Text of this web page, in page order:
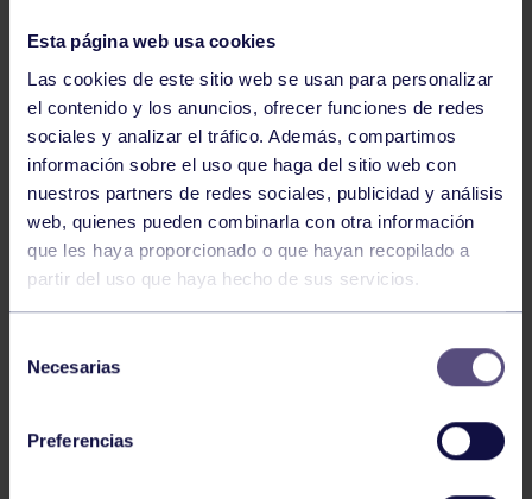
Esta página web usa cookies
Las cookies de este sitio web se usan para personalizar
el contenido y los anuncios, ofrecer funciones de redes
sociales y analizar el tráfico. Además, compartimos
información sobre el uso que haga del sitio web con
nuestros partners de redes sociales, publicidad y análisis
web, quienes pueden combinarla con otra información
que les haya proporcionado o que hayan recopilado a
partir del uso que haya hecho de sus servicios.
Necesarias
Preferencias
NOTICIAS RELACIONADAS
Hockey 28 Jul 2026
MUNDIAL